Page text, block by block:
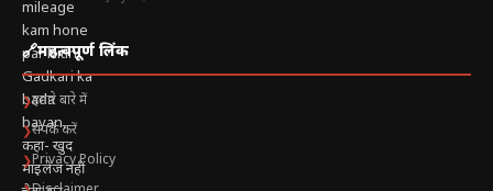
🔗महत्वपूर्ण लिंक
❯हमारे बारे में
❯संपर्क करें
❯Privacy Policy